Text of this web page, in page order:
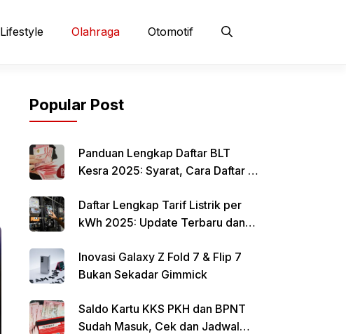
Lifestyle Olahraga Otomotif
Popular Post
Panduan Lengkap Daftar BLT
Kesra 2025: Syarat, Cara Daftar &
Daftar Lengkap Tarif Listrik per
kWh 2025: Update Terbaru dan
Inovasi Galaxy Z Fold 7 & Flip 7
Bukan Sekadar Gimmick
Saldo Kartu KKS PKH dan BPNT
Sudah Masuk, Cek dan Jadwal